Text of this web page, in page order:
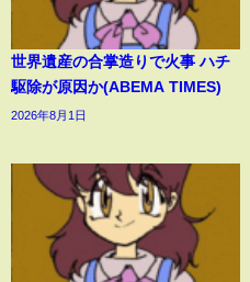
世界遺産の合掌造りで火事 ハチ
駆除が原因か(ABEMA TIMES)
2026年8月1日